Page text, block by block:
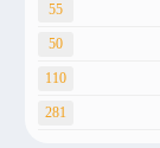
55
50
110
281